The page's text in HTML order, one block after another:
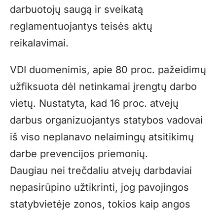
darbuotojų saugą ir sveikatą
reglamentuojantys teisės aktų
reikalavimai.
VDI duomenimis, apie 80 proc. pažeidimų
užfiksuota dėl netinkamai įrengtų darbo
vietų. Nustatyta, kad 16 proc. atvejų
darbus organizuojantys statybos vadovai
iš viso neplanavo nelaimingų atsitikimų
darbe prevencijos priemonių.
Daugiau nei trečdaliu atvejų darbdaviai
nepasirūpino užtikrinti, jog pavojingos
statybvietėje zonos, tokios kaip angos